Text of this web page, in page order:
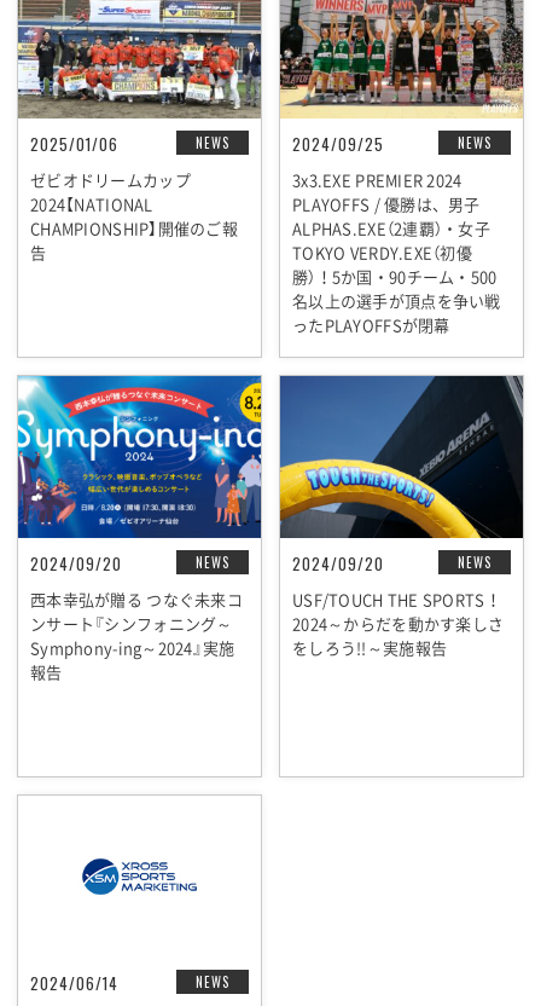
NEWS
2025/01/06
ゼビオドリームカップ
2024【NATIONAL
CHAMPIONSHIP】開催のご報
告
NEWS
2024/09/25
3x3.EXE PREMIER 2024
PLAYOFFS / 優勝は、男子
ALPHAS.EXE（2連覇）・女子
TOKYO VERDY.EXE（初優
勝）！5か国・90チーム・500
名以上の選手が頂点を争い戦
ったPLAYOFFSが閉幕
NEWS
2024/09/20
西本幸弘が贈る つなぐ未来コ
ンサート『シンフォニング～
Symphony-ing～2024』実施
報告
NEWS
2024/09/20
USF/TOUCH THE SPORTS！
2024～からだを動かす楽しさ
をしろう!!～実施報告
NEWS
2024/06/14